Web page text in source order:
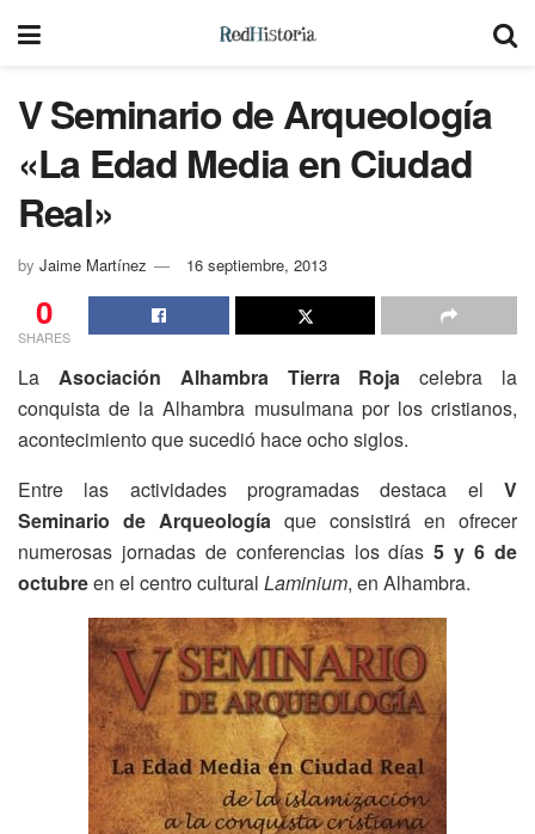
V Seminario de Arqueología
«La Edad Media en Ciudad
Real»
by Jaime Martínez 16 septiembre, 2013
0
SHARES
La Asociación Alhambra Tierra Roja celebra la
conquista de la Alhambra musulmana por los cristianos,
acontecimiento que sucedió hace ocho siglos.
Entre las actividades programadas destaca el V
Seminario de Arqueología que consistirá en ofrecer
numerosas jornadas de conferencias los días5 y 6 de
octubreen el centro cultural Laminium, en Alhambra.